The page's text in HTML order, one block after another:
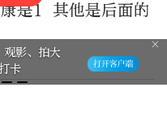
是1 其他是后面的
影、拍大
卡